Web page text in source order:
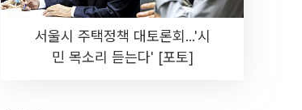
서울시 주택정책 대토론회...'시
민 목소리 듣는다' [포토]